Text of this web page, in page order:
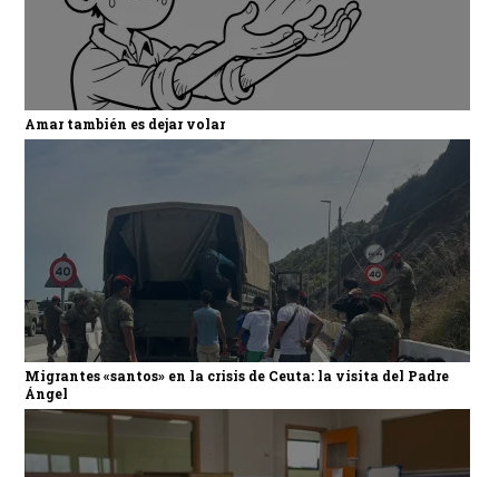
Amar también es dejar volar
Migrantes «santos» en la crisis de Ceuta: la visita del Padre
Ángel